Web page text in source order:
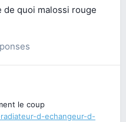
de quoi malossi rouge
le coup
d-echangeur-d-